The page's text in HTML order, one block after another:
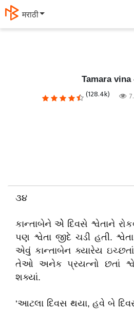
தமிழ்
Tamara vina
(128.4k)
૩૪
કાન્તાબેને એે દિવસે શ્વેતાને
પણ શ્વેતા જીદે ચડી હતી.
એવું કાન્તાબેન ક્યારેય
તેઓ અનેક પ્રયત્નો છતાં
શક્યાં.
‘આટલા દિવસ થયા, હવે બે